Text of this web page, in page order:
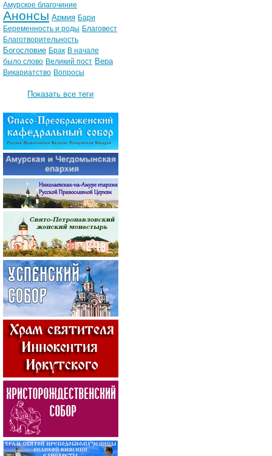
Амурское благочиние
Анонсы Армия Бари
Беременность и роды Благовест
Благотворительность
Богословие Брак В начале
было слово Великий пост Вера
Викариатство Вопросы
Показать все теги